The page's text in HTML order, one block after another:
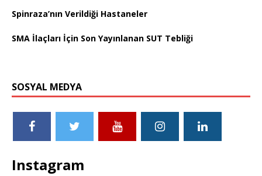
Spinraza’nın Verildiği Hastaneler
SMA İlaçları İçin Son Yayınlanan SUT Tebliği
SOSYAL MEDYA
Instagram